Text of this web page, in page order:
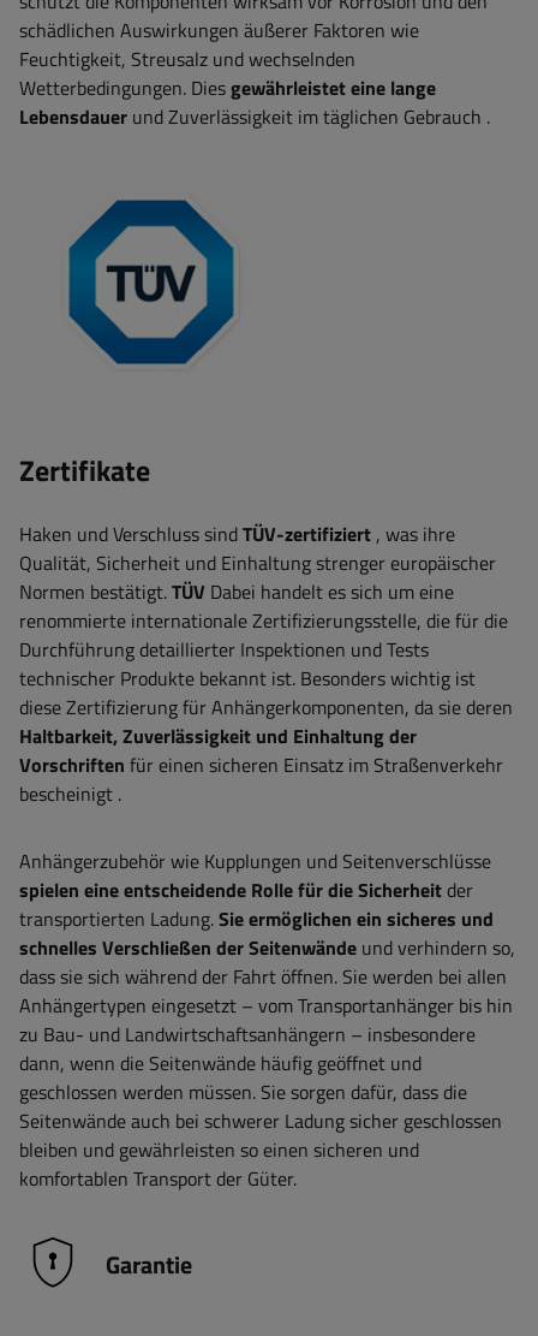
schädlichen Auswirkungen äußerer Faktoren wie
Feuchtigkeit, Streusalz und wechselnden
Wetterbedingungen. Diesgewährleistet eine lange
Lebensdauer und Zuverlässigkeit im täglichen Gebrauch .
Zertifikate
Haken und VerschlusssindTÜV-zertifiziert , was ihre
Qualität, Sicherheit und Einhaltung strenger europäischer
Normen bestätigt.TÜV Dabei handelt es sich um eine
renommierte internationale Zertifizierungsstelle, die für die
Durchführung detaillierter Inspektionen und Tests
technischer Produkte bekannt ist. Besonders wichtig ist
diese Zertifizierung für Anhängerkomponenten, da sie deren
Haltbarkeit, Zuverlässigkeit und Einhaltung der
Vorschriften für einen sicheren Einsatz im Straßenverkehr
bescheinigt .
Anhängerzubehör wie Kupplungen und Seitenverschlüsse
spielen eine entscheidende Rolle für die Sicherheit der
transportierten Ladung.Sie ermöglichen ein sicheres und
schnelles Verschließen der Seitenwände und verhindern so,
dass sie sich während der Fahrt öffnen. Sie werden bei allen
Anhängertypen eingesetzt – vom Transportanhänger bis hin
zu Bau- und Landwirtschaftsanhängern – insbesondere
dann, wenn die Seitenwände häufig geöffnet und
geschlossen werden müssen. Sie sorgen dafür, dass die
Seitenwände auch bei schwerer Ladung sicher geschlossen
bleiben und gewährleisten so einen sicheren und
komfortablen Transport der Güter.
Garantie